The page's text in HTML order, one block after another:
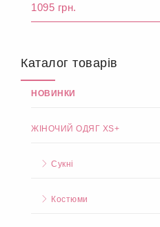
1095 грн.
Каталог товарів
НОВИНКИ
ЖІНОЧИЙ ОДЯГ XS+
Сукні
Костюми